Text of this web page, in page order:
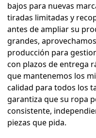
bajos para nuevas
tiradas limitadas y
antes de ampliar su
grandes,
producción para
con plazos de entrega
que mantenemos los
calidad para todos los
garantiza que su ropa
consistente,
piezas que pida.